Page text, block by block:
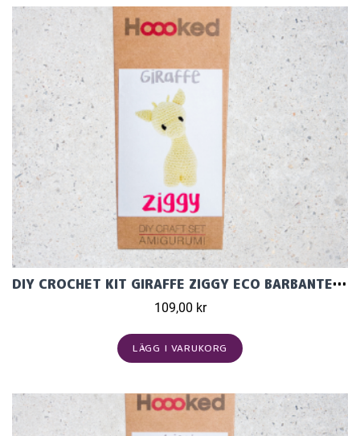
DIY CROCHET KIT GIRAFFE ZIGGY ECO BARBANTE POPCORN
109,00 kr
LÄGG I VARUKORG